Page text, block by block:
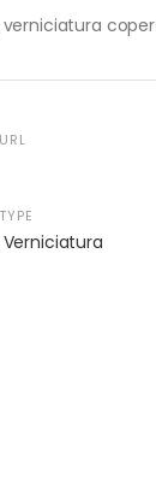
Verniciatura